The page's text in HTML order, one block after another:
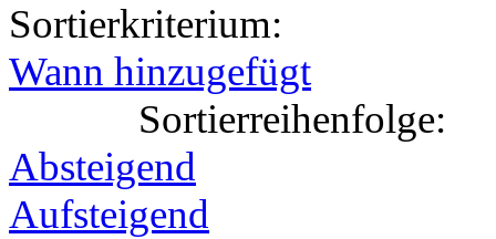
Sortierkriterium:
Wann hinzugefügt
Sortierreihenfolge:
Absteigend
Aufsteigend